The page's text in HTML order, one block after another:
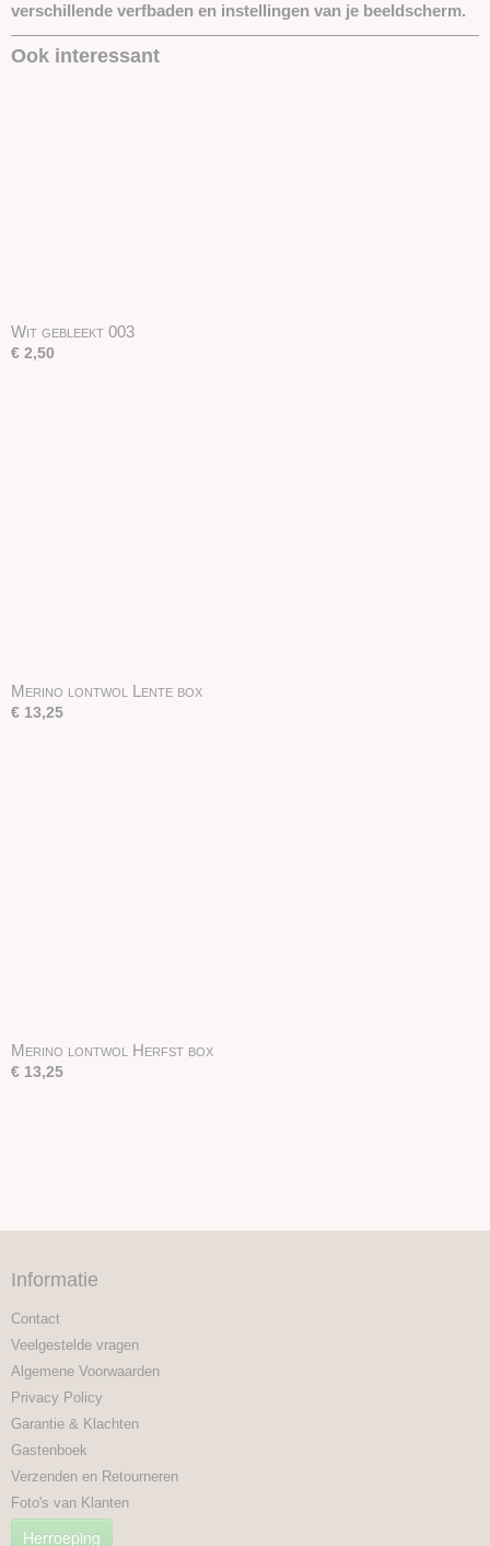
verschillende verfbaden en instellingen van je beeldscherm.
Ook interessant
Wit gebleekt 003
€ 2,50
Merino lontwol Lente box
€ 13,25
Merino lontwol Herfst box
€ 13,25
Informatie
Contact
Veelgestelde vragen
Algemene Voorwaarden
Privacy Policy
Garantie & Klachten
Gastenboek
Verzenden en Retourneren
Foto's van Klanten
Herroeping